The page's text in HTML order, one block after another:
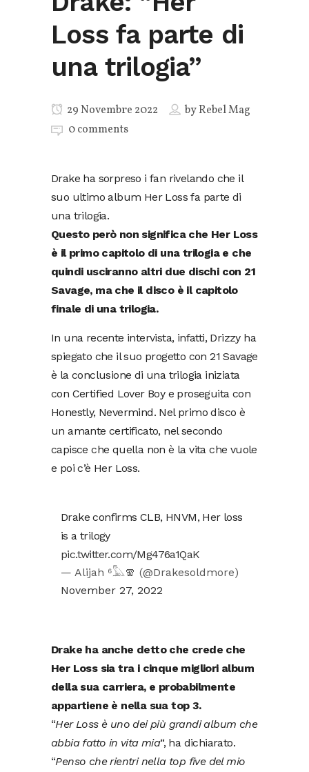
Loss fa parte di
una trilogia”
29 Novembre 2022 byRebel Mag
0 comments
Drake ha sorpreso i fan rivelando che il
suo ultimo album Her Loss fa parte di
una trilogia.
Questo però non significa che Her Loss
è il primo capitolo di una trilogia e che
quindi usciranno altri due dischi con 21
Savage, ma che il disco è il capitolo
finale di una trilogia.
In una recente intervista, infatti, Drizzy ha
spiegato che il suo progetto con 21 Savage
è la conclusione di una trilogia iniziata
con Certified Lover Boy e proseguita con
Honestly, Nevermind. Nel primo disco è
un amante certificato, nel secondo
capisce che quella non è la vita che vuole
e poi c’è Her Loss.
Drake confirms CLB, HNVM, Her loss
is a trilogy
pic.twitter.com/Mg476a1QaK
— Alijah ⁶𓅓🧣 (@Drakesoldmore)
November 27, 2022
Drake ha anche detto che crede che
Her Loss sia tra i cinque migliori album
della sua carriera, e probabilmente
appartiene è nella sua top 3.
“Her Loss è uno dei più grandi album che
abbia fatto in vita mia“, ha dichiarato.
“Penso che rientri nella top five del mio